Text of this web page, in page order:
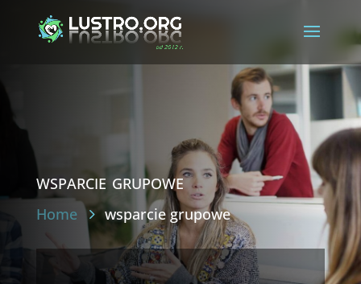
wsparcie grupowe
Home wsparcie grupowe